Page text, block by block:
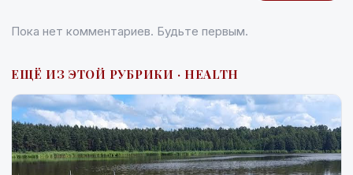
Пока нет комментариев. Будьте первым.
ЕЩЁ ИЗ ЭТОЙ РУБРИКИ · HEALTH